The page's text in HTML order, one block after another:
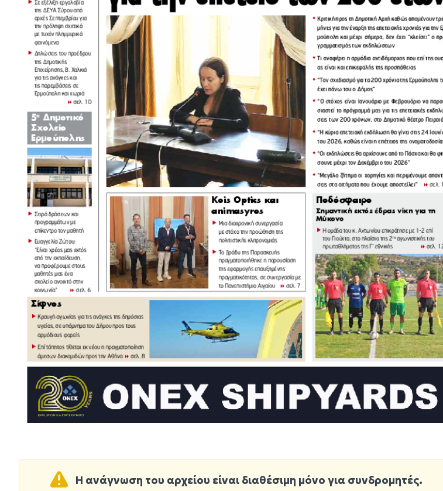
Η ανάγνωση του αρχείου είναι διαθέσιμη μόνο για συνδρομητές.